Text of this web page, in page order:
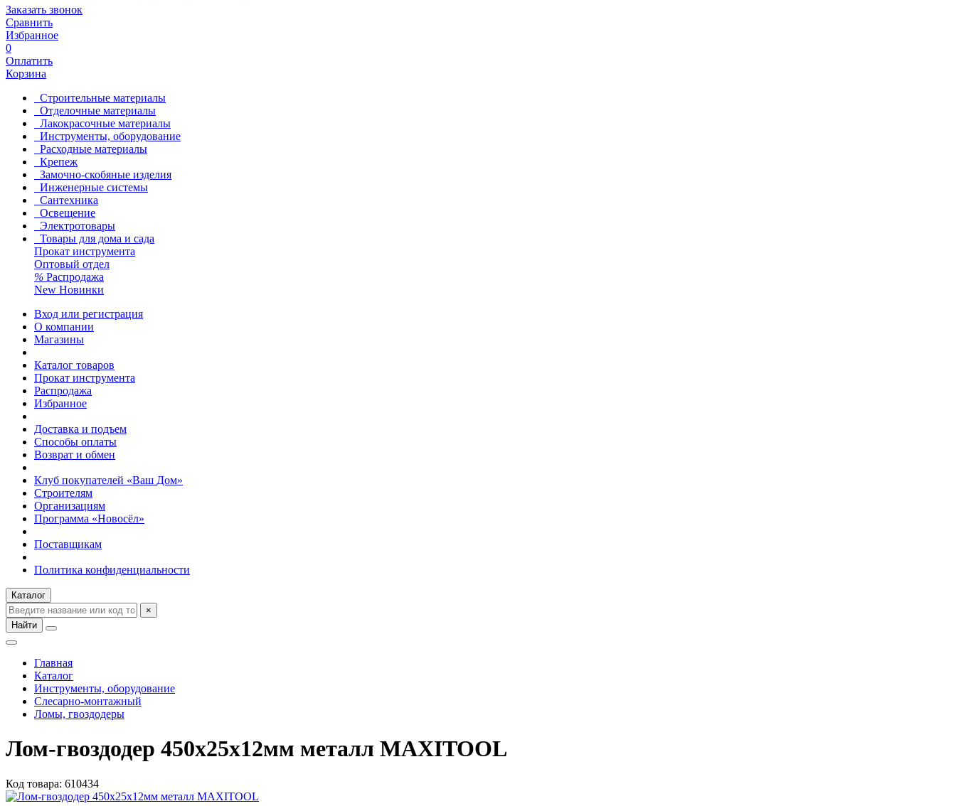
Заказать звонок
Сравнить
Избранное
0
Оплатить
Корзина
Строительные материалы
Отделочные материалы
Лакокрасочные материалы
Инструменты, оборудование
Расходные материалы
Крепеж
Замочно-скобяные изделия
Инженерные системы
Сантехника
Освещение
Электротовары
Товары для дома и сада
Прокат инструмента
Оптовый отдел
% Распродажа
New Новинки
Вход или регистрация
О компании
Магазины
Каталог товаров
Прокат инструмента
Распродажа
Избранное
Доставка и подъем
Способы оплаты
Возврат и обмен
Клуб покупателей «Ваш Дом»
Строителям
Организациям
Программа «Новосёл»
Поставщикам
Политика конфиденциальности
Каталог
×
Найти
Главная
Каталог
Инструменты, оборудование
Слесарно-монтажный
Ломы, гвоздодеры
Лом-гвоздодер 450х25х12мм металл MAXITOOL
Код товара: 610434